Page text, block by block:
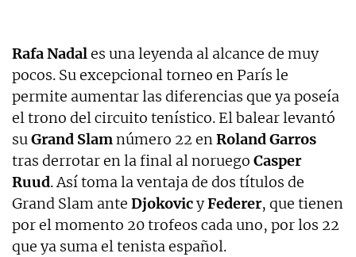
RafaNadales una leyenda al alcance de muy
pocos. Su excepcional torneo en París le
permite aumentar las diferencias que ya poseía
el trono del circuito tenístico. El balear levantó
suGrand Slamnúmero 22 enRoland Garros
tras derrotar en la final al noruego Casper
Ruud. Así toma la ventaja de dos títulos de
Grand Slam ante DjokovicyFederer, que tienen
por el momento 20 trofeos cada uno, por los 22
que ya suma el tenista español.